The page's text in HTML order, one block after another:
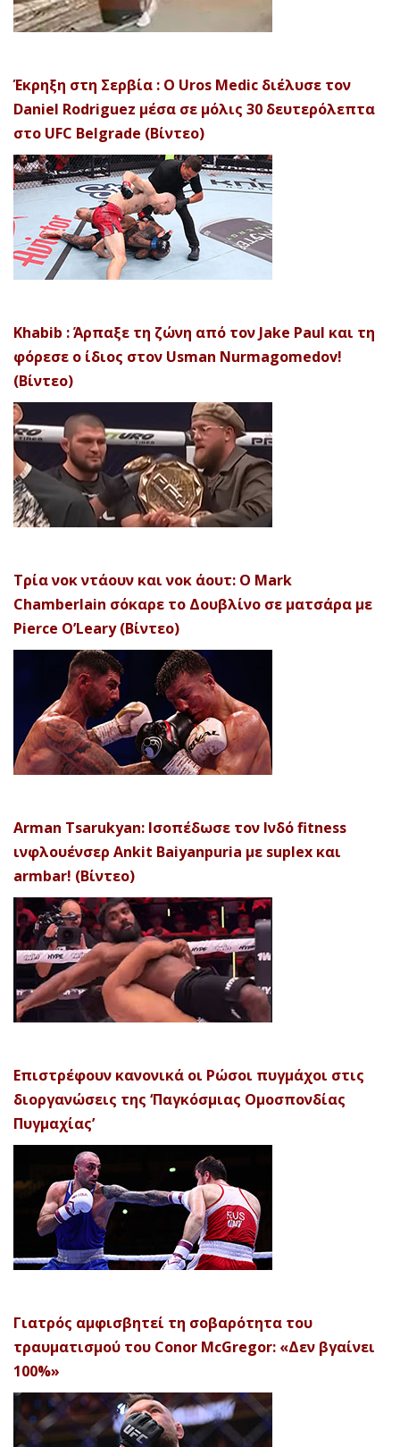
Έκρηξη στη Σερβία : Ο Uros Medic διέλυσε τον
Daniel Rodriguez μέσα σε μόλις 30 δευτερόλεπτα
στο UFC Belgrade (Βίντεο)
Khabib : Άρπαξε τη ζώνη από τον Jake Paul και τη
φόρεσε ο ίδιος στον Usman Nurmagomedov!
(Βίντεο)
Τρία νοκ ντάουν και νοκ άουτ: Ο Mark
Chamberlain σόκαρε το Δουβλίνο σε ματσάρα με
Pierce O’Leary (Βίντεο)
Arman Tsarukyan: Ισοπέδωσε τον Ινδό fitness
ινφλουένσερ Ankit Baiyanpuria με suplex και
armbar! (Βίντεο)
Επιστρέφουν κανονικά οι Ρώσοι πυγμάχοι στις
διοργανώσεις της ‘Παγκόσμιας Ομοσπονδίας
Πυγμαχίας’
Γιατρός αμφισβητεί τη σοβαρότητα του
τραυματισμού του Conor McGregor: «Δεν βγαίνει
100%»